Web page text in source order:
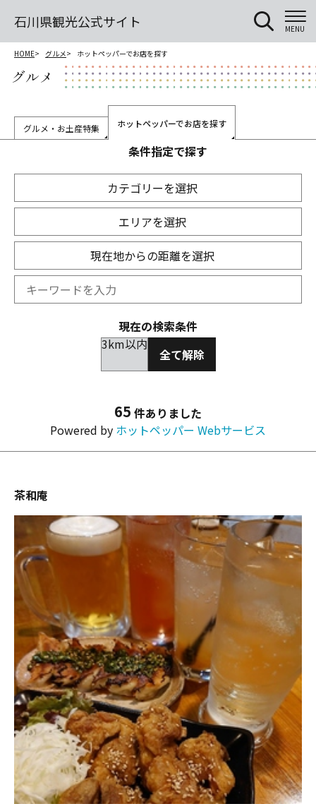
石川県観光公式サイト MENU
HOME グルメ ホットペッパーでお店を探す
グルメ
グルメ・お土産特集 ホットペッパーでお店を探す
条件指定で探す
カテゴリーを選択
エリアを選択
現在地からの距離を選択
現在の検索条件
3km以内
全て解除
65 件ありました
Powered by ホットペッパー Webサービス
茶和庵